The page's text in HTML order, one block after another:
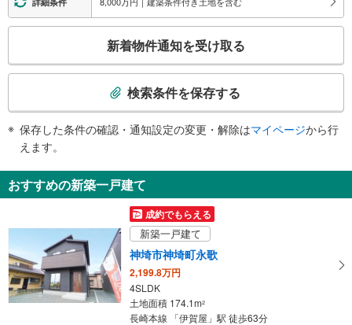
検
知
を
け
る
・
条
新着物件通知を受け取る
検索条件を保存する
保存した条件の確認・通知設定の変更・解除はマイページから行
えます。
おすすめの新築一戸建て
成約でもらえる
新築一戸建て
神埼市神埼町永歌
2,199.8万円
4SLDK
土地面積 174.1m2
長崎本線 「伊賀屋」駅 徒歩63分